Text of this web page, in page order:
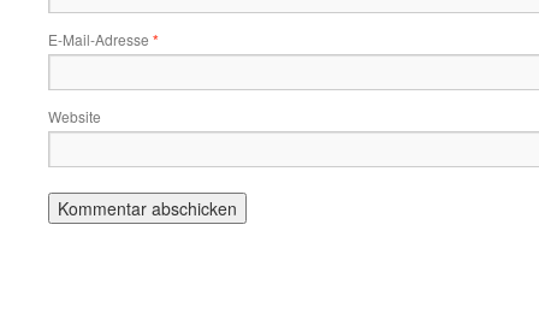
E-Mail-Adresse *
Website